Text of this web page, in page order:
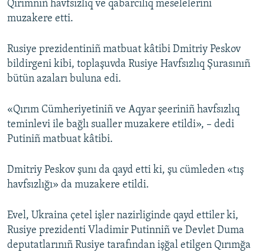
RFE/RS bütün saytları
Qırımnıñ havfsızlıq ve qabarcılıq meselelerini
muzakere etti.
Rusiye prezidentiniñ matbuat kâtibi Dmitriy Peskov
bildirgeni kibi, toplaşuvda Rusiye Havfsızlıq Şurasınıñ
bütün azaları buluna edi.
«Qırım Cümheriyetiniñ ve Aqyar şeeriniñ havfsızlıq
teminlevi ile bağlı sualler muzakere etildi», – dedi
Putiniñ matbuat kâtibi.
Dmitriy Peskov şunı da qayd etti ki, şu cümleden «tış
havfsızlığı» da muzakere etildi.
Evel, Ukraina çetel işler nazirliginde qayd ettiler ki,
Rusiye prezidenti Vladimir Putinniñ ve Devlet Duma
deputatlarınıñ Rusiye tarafından işğal etilgen Qırımğa